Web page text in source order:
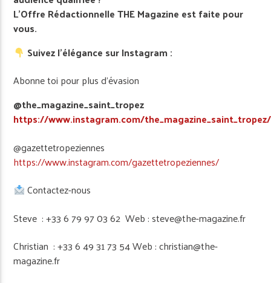
L’Offre Rédactionnelle THE Magazine est faite pour
vous.
Suivez l’élégance sur Instagram :
Abonne toi pour plus d’évasion
@the_magazine_saint_tropez
https://www.instagram.com/the_magazine_saint_tropez/
@gazettetropeziennes
https://www.instagram.com/gazettetropeziennes/
Contactez-nous
Steve : +33 6 79 97 03 62 Web : steve@the-magazine.fr
Christian : +33 6 49 31 73 54 Web : christian@the-
magazine.fr